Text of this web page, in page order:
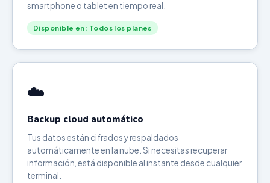
smartphone o tablet en tiempo real.
Disponible en: Todos los planes
☁️
Backup cloud automático
Tus datos están cifrados y respaldados
automáticamente en la nube. Si necesitas recuperar
información, está disponible al instante desde cualquier
terminal.